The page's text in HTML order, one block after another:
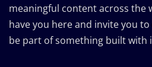
meaningful content across the
have you here and invite you
be part of something built with